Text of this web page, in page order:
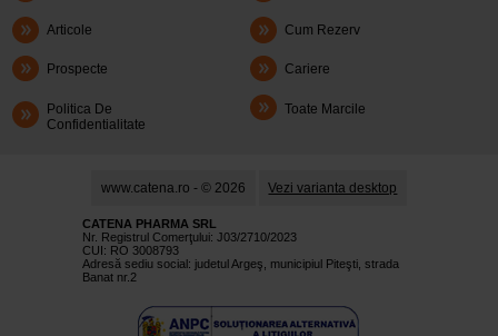
Articole Cum Rezerv
Prospecte Cariere
Politica De
Confidentialitate
Toate Marcile
www.catena.ro - © 2026 Vezi varianta desktop
CATENA PHARMA SRL
Nr. Registrul Comerţului: J03/2710/2023
CUI: RO 3008793
Adresă sediu social: judetul Argeş, municipiul Piteşti, strada
Banat nr.2